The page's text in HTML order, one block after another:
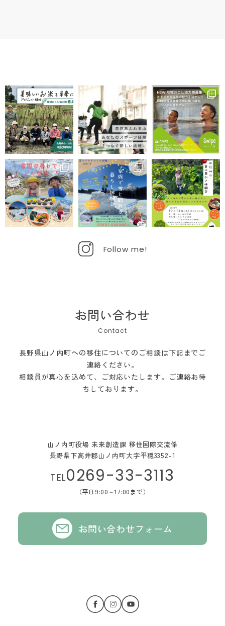
Follow me!
お問い合わせ
長野県山ノ内町への移住についてのご相談は下記までご
連絡ください。
相談員が真心を込めて、ご対応いたします。ご連絡お待
ちしております。
山ノ内町役場 未来創造課 移住国際交流係
長野県下高井郡山ノ内町大字平穏3352-1
TEL0269-33-3113
（平日9:00～17:00まで）
お問い合わせフォーム